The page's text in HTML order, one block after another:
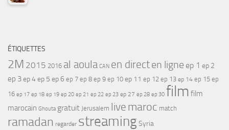
ÉTIQUETTES
2M 2015 2016 al aoula CAN en directen ligne ep 1 ep 2
ep 3ep 4ep 5 ep 6 ep 7 ep 8 ep 9 ep 10 ep 11 ep 12 ep 13 ep 14 ep 15 ep
16 ep 17 ep 18 ep 19 ep 20 ep 21 ep 22 ep 23 ep 27 ep 28 ep 30 film film
marocain Ghouta gratuit Jerusalem live maroc match
ramadan regarder streamingSyria